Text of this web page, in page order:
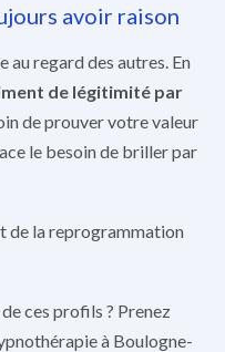
avoir raison
au regard des autres. En
de légitimité par
de prouver votre valeur
le besoin de briller par
de la reprogrammation
ces profils ? Prenez
à Boulogne-